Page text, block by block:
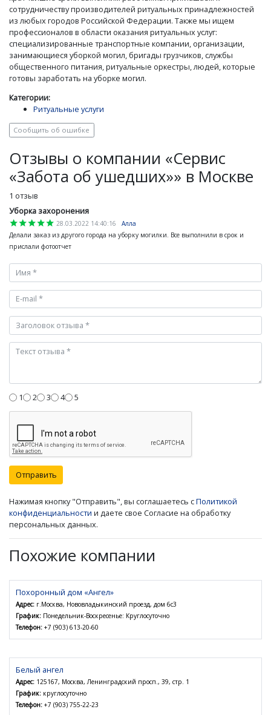
сотрудничеству производителей ритуальных принадлежностей
из любых городов Российской Федерации. Также мы ищем
профессионалов в области оказания ритуальных услуг:
специализированные транспортные компании, организации,
занимающиеся уборкой могил, бригады грузчиков, службы
общественного питания, ритуальные оркестры, людей, которые
готовы заработать на уборке могил.
Категории:
Ритуальные услуги
Сообщить об ошибке
Отзывы о компании «Сервис
«Забота об ушедших»» в Москве
1 отзыв
Уборка захоронения
star
star
star
star
star 28.03.2022 14:40:16
Алла
Делали заказ из другого города на уборку могилки. Все выполнили в срок и
прислали фотоотчет
1 2 3 4 5
Отправить
Нажимая кнопку "Отправить", вы соглашаетесь сПолитикой
конфиденциальности и даете свое Согласие на обработку
персональных данных.
Похожие компании
Похоронный дом «Ангел»
Адрес: г.Москва, Нововладыкинский проезд, дом 6с3
График: Понедельник-Воскресенье: Круглосуточно
Телефон: +7 (903) 613-20-60
Белый ангел
Адрес: 125167, Москва, Ленинградский просп., 39, стр. 1
График: круглосуточно
Телефон: +7 (903) 755-22-23